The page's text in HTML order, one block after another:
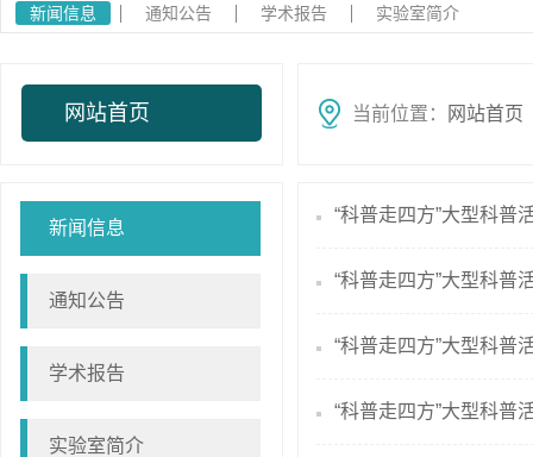
新闻信息 通知公告 学术报告 实验室简介
网站首页 当前位置： 网站首页
新闻信息
通知公告
学术报告
实验室简介
“科普走四方”大型科普
“科普走四方”大型科普
“科普走四方”大型科普
“科普走四方”大型科普